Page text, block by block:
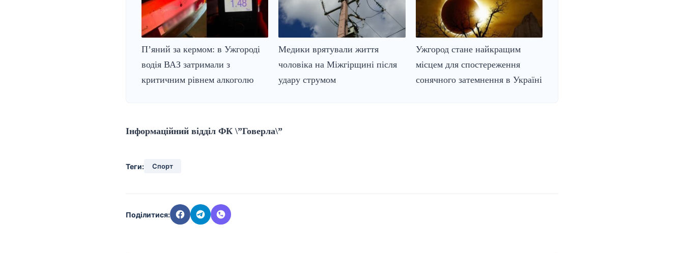
П’яний за кермом: в Ужгороді
водія ВАЗ затримали з
критичним рівнем алкоголю
Медики врятували життя
чоловіка на Міжгірщині після
удару струмом
Ужгород стане найкращим
місцем для спостереження
сонячного затемнення в Україні
Інформаційний відділ ФК \”Говерла\”
Теги: Спорт
Поділитися: